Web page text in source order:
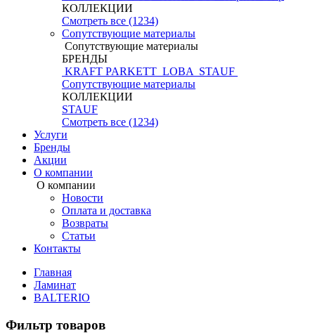
КОЛЛЕКЦИИ
Смотреть все (1234)
Сопутствующие материалы
Сопутствующие материалы
БРЕНДЫ
KRAFT PARKETT LOBA STAUF
Сопутствующие материалы
КОЛЛЕКЦИИ
STAUF
Смотреть все (1234)
Услуги
Бренды
Акции
О компании
О компании
Новости
Оплата и доставка
Возвраты
Статьи
Контакты
Главная
Ламинат
BALTERIO
Фильтр товаров